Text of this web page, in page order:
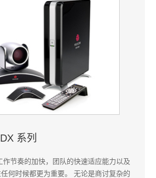
系列
作节奏的加快，团队的快速适应能力以及
何时候都更为重要。 无论是商讨复杂的